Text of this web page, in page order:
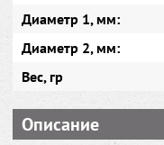
Диаметр 1, мм:
Диаметр 2, мм:
Вес, гр
Описание